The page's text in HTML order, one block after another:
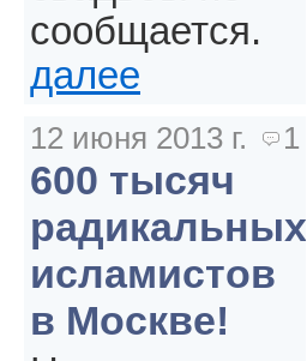
сообщается.
далее
12 июня 2013 г. 1
600 тысяч
радикальных
исламистов
в Москве!